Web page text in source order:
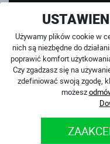
Używamy plików cookie w
nich są niezbędne do
poprawić komfort
Czy zgadzasz się na
zdefiniować swoją zgodę,
możesz
Twój koszyk jest